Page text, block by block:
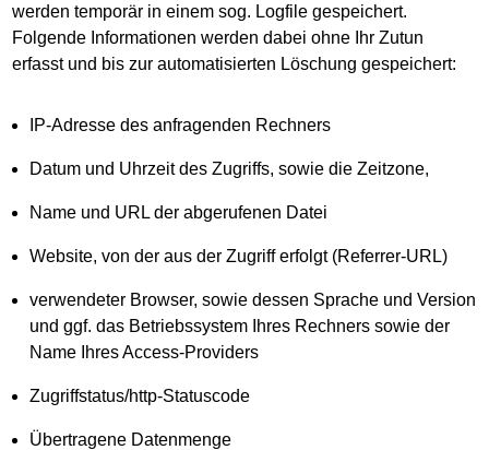
werden temporär in einem sog. Logfile gespeichert.
Folgende Informationen werden dabei ohne Ihr Zutun
erfasst und bis zur automatisierten Löschung gespeichert:
IP-Adresse des anfragenden Rechners
Datum und Uhrzeit des Zugriffs, sowie die Zeitzone,
Name und URL der abgerufenen Datei
Website, von der aus der Zugriff erfolgt (Referrer-URL)
verwendeter Browser, sowie dessen Sprache und Version
und ggf. das Betriebssystem Ihres Rechners sowie der
Name Ihres Access-Providers
Zugriffstatus/http-Statuscode
Übertragene Datenmenge